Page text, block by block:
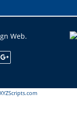
Web.
XYZScripts.com